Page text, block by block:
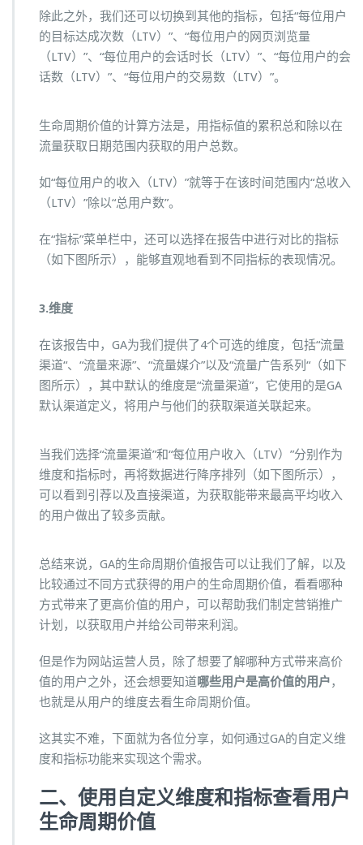
除此之外，我们还可以切换到其他的指标，包括“每位用户
的目标达成次数（LTV）”、“每位用户的网页浏览量
（LTV）”、“每位用户的会话时长（LTV）”、“每位用户的会
话数（LTV）”、“每位用户的交易数（LTV）”。
生命周期价值的计算方法是，用指标值的累积总和除以在
流量获取日期范围内获取的用户总数。
如“每位用户的收入（LTV）”就等于在该时间范围内“总收入
（LTV）”除以“总用户数”。
在“指标”菜单栏中，还可以选择在报告中进行对比的指标
（如下图所示），能够直观地看到不同指标的表现情况。
3.维度
在该报告中，GA为我们提供了4个可选的维度，包括“流量
渠道“、“流量来源”、“流量媒介”以及“流量广告系列“（如下
图所示），其中默认的维度是“流量渠道”，它使用的是GA
默认渠道定义，将用户与他们的获取渠道关联起来。
当我们选择“流量渠道”和“每位用户收入（LTV）”分别作为
维度和指标时，再将数据进行降序排列（如下图所示），
可以看到引荐以及直接渠道，为获取能带来最高平均收入
的用户做出了较多贡献。
总结来说，GA的生命周期价值报告可以让我们了解，以及
比较通过不同方式获得的用户的生命周期价值，看看哪种
方式带来了更高价值的用户，可以帮助我们制定营销推广
计划，以获取用户并给公司带来利润。
但是作为网站运营人员，除了想要了解哪种方式带来高价
值的用户之外，还会想要知道哪些用户是高价值的用户，
也就是从用户的维度去看生命周期价值。
这其实不难，下面就为各位分享，如何通过GA的自定义维
度和指标功能来实现这个需求。
二、使用自定义维度和指标查看用户
生命周期价值